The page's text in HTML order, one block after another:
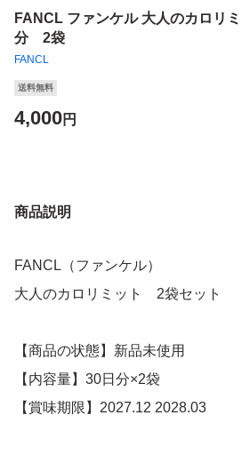
FANCL ファンケル 大人のカロリ
分 2袋
FANCL
送料無料
4,000円
商品説明
FANCL（ファンケル）
大人のカロリミット 2袋セット
【商品の状態】新品未使用
【内容量】30日分×2袋
【賞味期限】2027.12 2028.03